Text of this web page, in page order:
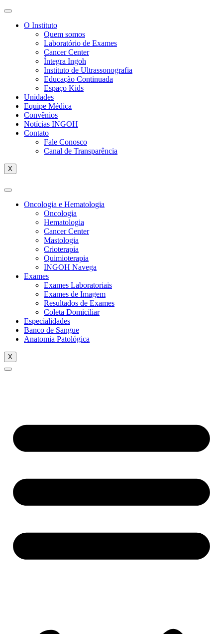
O Instituto
Quem somos
Laboratório de Exames
Cancer Center
Íntegra Ingoh
Instituto de Ultrassonografia
Educação Continuada
Espaço Kids
Unidades
Equipe Médica
Convênios
Notícias INGOH
Contato
Fale Conosco
Canal de Transparência
X
Oncologia e Hematologia
Oncologia
Hematologia
Cancer Center
Mastologia
Crioterapia
Quimioterapia
INGOH Navega
Exames
Exames Laboratoriais
Exames de Imagem
Resultados de Exames
Coleta Domiciliar
Especialidades
Banco de Sangue
Anatomia Patológica
X